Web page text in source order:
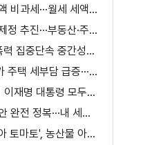
ISA 국내투자 전액 비과세···월세 세액공제 확대
국가자산기본법 제정 추진···부동산·주식 등 통합 관리
'26년 사이버성폭력 집중단속 중간성과 발표···향후 추진계획은?
40억 이상 초고가 주택 세부담 급증···실수요자 보호 강화
제34회 국무회의 이재명 대통령 모두발언
부동산 세제개편안 완전 정복···내 세금 어떻게 달라지나? [K-정책 사용법]
식약처, "'스테비아 토마토', 농산물 아닌 가공식품"